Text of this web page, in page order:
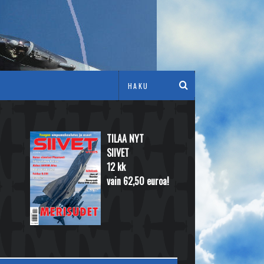
TILAA NYT
SIIVET
12 kk
vain 62,50 euroa!